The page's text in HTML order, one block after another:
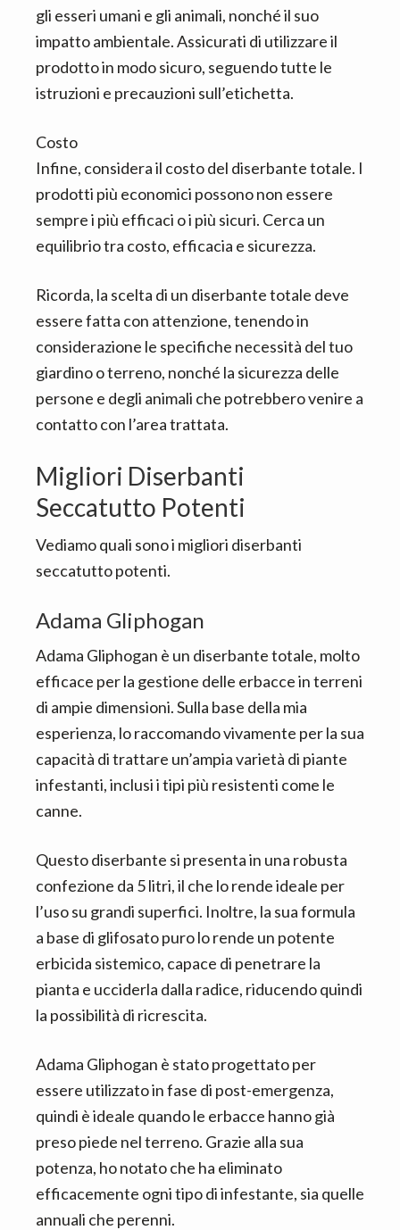
gli esseri umani e gli animali, nonché il suo
impatto ambientale. Assicurati di utilizzare il
prodotto in modo sicuro, seguendo tutte le
istruzioni e precauzioni sull’etichetta.
Costo
Infine, considera il costo del diserbante totale. I
prodotti più economici possono non essere
sempre i più efficaci o i più sicuri. Cerca un
equilibrio tra costo, efficacia e sicurezza.
Ricorda, la scelta di un diserbante totale deve
essere fatta con attenzione, tenendo in
considerazione le specifiche necessità del tuo
giardino o terreno, nonché la sicurezza delle
persone e degli animali che potrebbero venire a
contatto con l’area trattata.
Migliori Diserbanti
Seccatutto Potenti
Vediamo quali sono i migliori diserbanti
seccatutto potenti.
Adama Gliphogan
Adama Gliphogan è un diserbante totale, molto
efficace per la gestione delle erbacce in terreni
di ampie dimensioni. Sulla base della mia
esperienza, lo raccomando vivamente per la sua
capacità di trattare un’ampia varietà di piante
infestanti, inclusi i tipi più resistenti come le
canne.
Questo diserbante si presenta in una robusta
confezione da 5 litri, il che lo rende ideale per
l’uso su grandi superfici. Inoltre, la sua formula
a base di glifosato puro lo rende un potente
erbicida sistemico, capace di penetrare la
pianta e ucciderla dalla radice, riducendo quindi
la possibilità di ricrescita.
Adama Gliphogan è stato progettato per
essere utilizzato in fase di post-emergenza,
quindi è ideale quando le erbacce hanno già
preso piede nel terreno. Grazie alla sua
potenza, ho notato che ha eliminato
efficacemente ogni tipo di infestante, sia quelle
annuali che perenni.